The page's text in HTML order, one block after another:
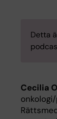
Detta
Cecilia